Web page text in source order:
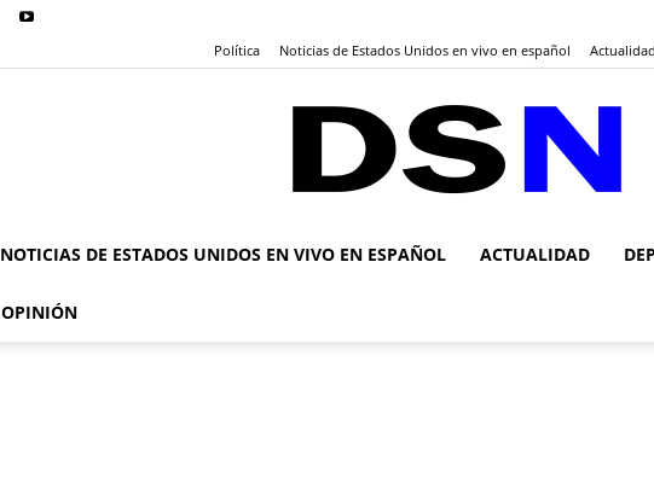
Política Noticias de Estados Unidos en vivo en español Actualidad
NOTICIAS DE ESTADOS UNIDOS EN VIVO EN ESPAÑOL ACTUALIDAD
OPINIÓN